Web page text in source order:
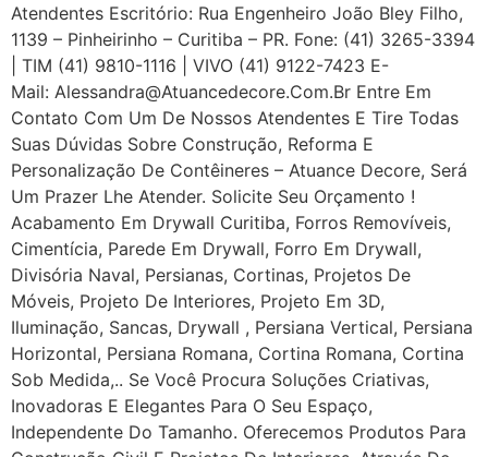
Atendentes Escritório: Rua Engenheiro João Bley Filho,
1139 – Pinheirinho – Curitiba – PR. Fone: (41) 3265-3394
| TIM (41) 9810-1116 | VIVO (41) 9122-7423 E-
Mail: Alessandra@atuancedecore.com.br Entre Em
Contato Com Um De Nossos Atendentes E Tire Todas
Suas Dúvidas Sobre Construção, Reforma E
Personalização De Contêineres – Atuance Decore, Será
Um Prazer Lhe Atender. Solicite Seu Orçamento !
Acabamento Em Drywall Curitiba, Forros Removíveis,
Cimentícia, Parede Em Drywall, Forro Em Drywall,
Divisória Naval, Persianas, Cortinas, Projetos De
Móveis, Projeto De Interiores, Projeto Em 3D,
Iluminação, Sancas, Drywall , Persiana Vertical, Persiana
Horizontal, Persiana Romana, Cortina Romana, Cortina
Sob Medida,.. Se Você Procura Soluções Criativas,
Inovadoras E Elegantes Para O Seu Espaço,
Independente Do Tamanho. Oferecemos Produtos Para